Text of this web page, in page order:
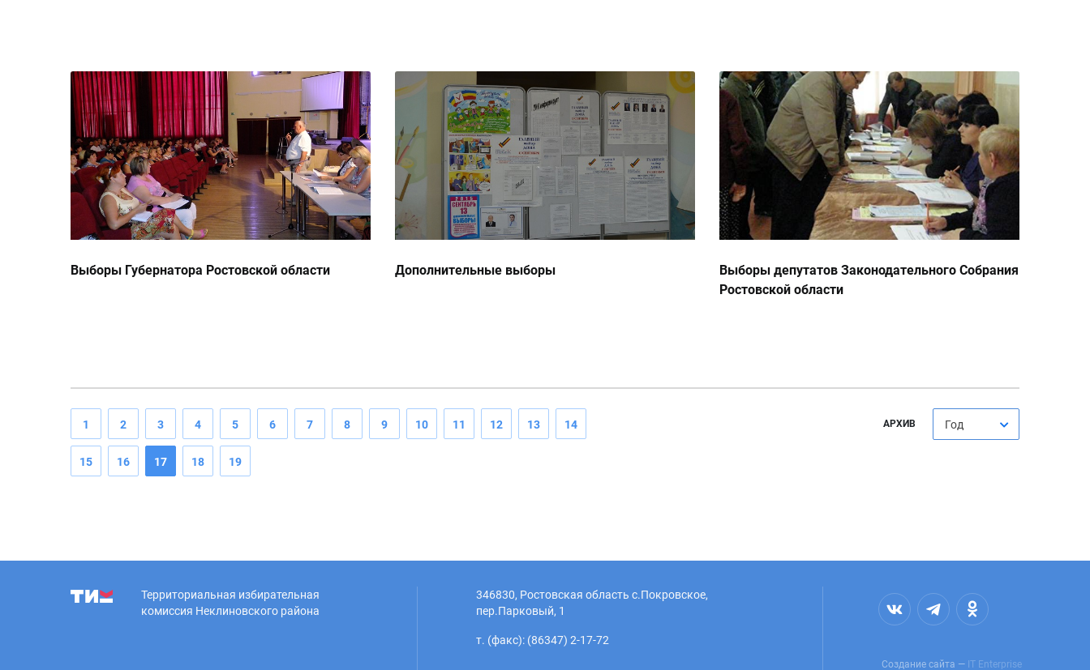
Выборы Губернатора Ростовской области Дополнительные выборы
Выборы депутатов Законодательного Собрания
Ростовской области
1 2 3 4 5 6 7 8 9 10 11 12 13 14
15 16 17 18 19
АРХИВ Год
Территориальная избирательная
комиссия Неклиновского района
346830, Ростовская область с.Покровское,
пер.Парковый, 1
т. (факс): (86347) 2-17-72
Создание сайта — IT Enterprise